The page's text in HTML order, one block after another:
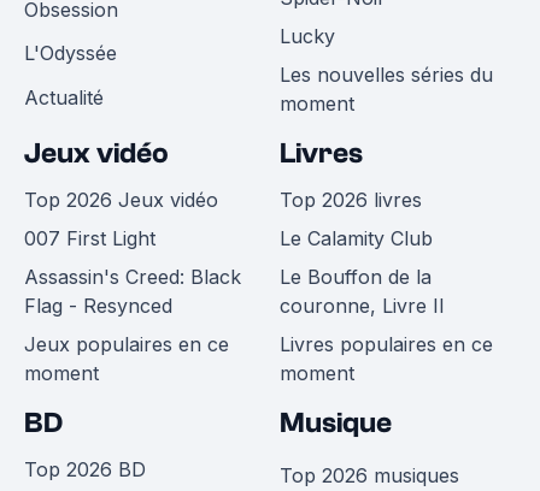
Obsession
L'Odyssée
Actualité
Lucky
Les nouvelles séries du
moment
Jeux vidéo
Top 2026 Jeux vidéo
007 First Light
Assassin's Creed: Black
Flag - Resynced
Jeux populaires en ce
moment
Livres
Top 2026 livres
Le Calamity Club
Le Bouffon de la
couronne, Livre II
Livres populaires en ce
moment
BD
Top 2026 BD
Musique
Top 2026 musiques